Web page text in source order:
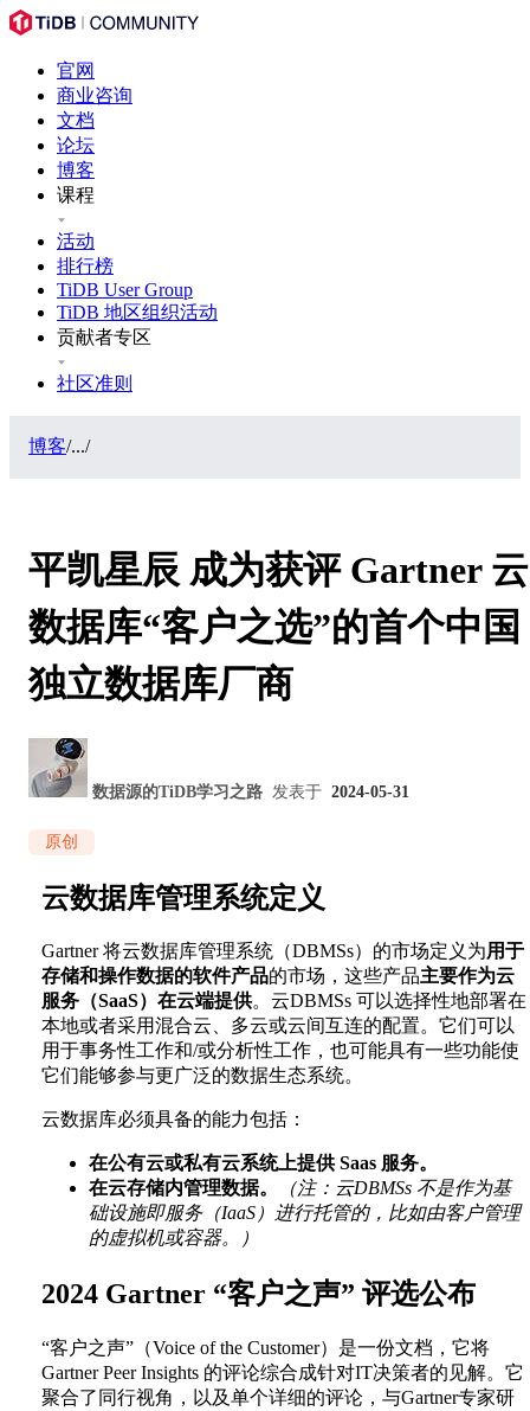
官网
商业咨询
文档
论坛
博客
课程
活动
排行榜
TiDB User Group
TiDB 地区组织活动
贡献者专区
社区准则
博客/.../
平凯星辰 成为获评 Gartner 云
数据库“客户之选”的首个中国
独立数据库厂商
数据源的TiDB学习之路 发表于 2024-05-31
原创
云数据库管理系统定义
Gartner 将云数据库管理系统（DBMSs）的市场定义为用于
存储和操作数据的软件产品的市场，这些产品主要作为云
服务（SaaS）在云端提供。云DBMSs 可以选择性地部署在
本地或者采用混合云、多云或云间互连的配置。它们可以
用于事务性工作和/或分析性工作，也可能具有一些功能使
它们能够参与更广泛的数据生态系统。
云数据库必须具备的能力包括：
在公有云或私有云系统上提供 Saas 服务。
在云存储内管理数据。
（注：云DBMSs 不是作为基
础设施即服务（IaaS）进行托管的，比如由客户管理
的虚拟机或容器。）
2024 Gartner “客户之声” 评选公布
“客户之声”（Voice of the Customer）是一份文档，它将
Gartner Peer Insights 的评论综合成针对IT决策者的见解。它
聚合了同行视角，以及单个详细的评论，与Gartner专家研